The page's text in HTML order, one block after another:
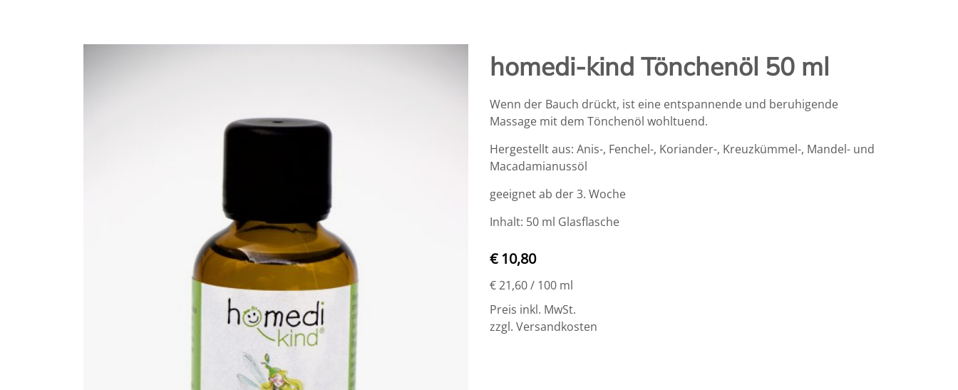
homedi-kind Tönchenöl 50 ml
Wenn der Bauch drückt, ist eine entspannende und beruhigende
Massage mit dem Tönchenöl wohltuend.
Hergestellt aus: Anis-, Fenchel-, Koriander-, Kreuzkümmel-, Mandel- und
Macadamianussöl
geeignet ab der 3. Woche
Inhalt: 50 ml Glasflasche
€ 10,80
€ 21,60/ 100 ml
Preis inkl. MwSt.
zzgl. Versandkosten